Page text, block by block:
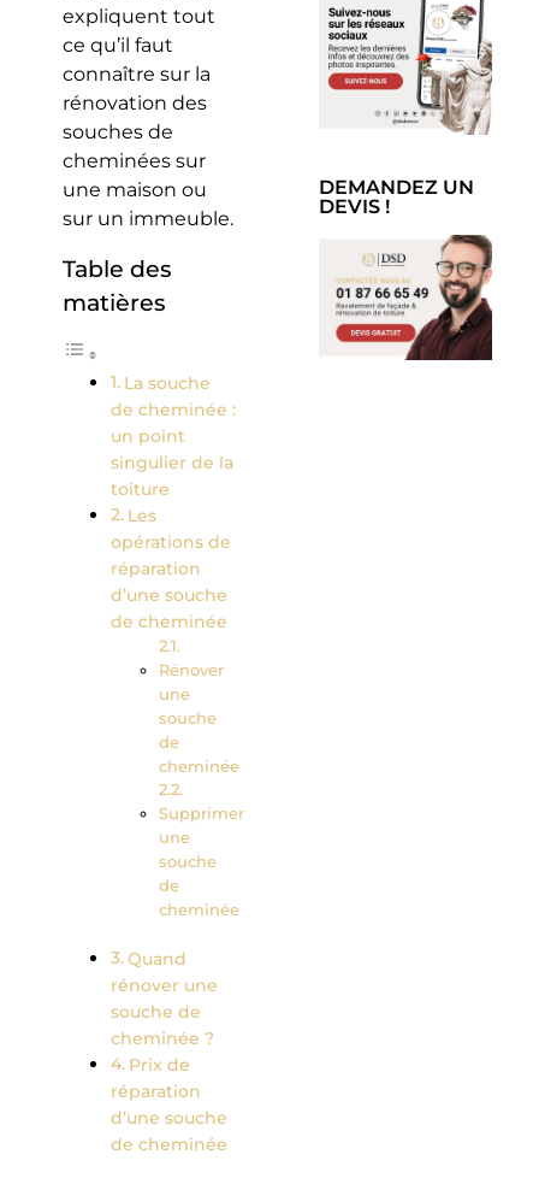
expliquent tout
ce qu’il faut
connaître sur la
rénovation des
souches de
cheminées sur
une maison ou
sur un immeuble.
Table des
matières
La souche
de cheminée :
un point
singulier de la
toiture
Les
opérations de
réparation
d’une souche
de cheminée
Rénover
une
souche
de
cheminée
Supprimer
une
souche
de
cheminée
Quand
rénover une
souche de
cheminée ?
Prix de
réparation
d’une souche
de cheminée
DEMANDEZ UN
DEVIS !